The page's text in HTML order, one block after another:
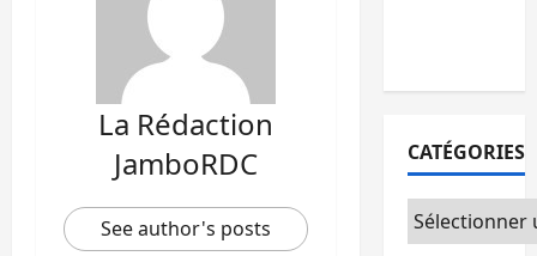
La Rédaction
JamboRDC
See author's posts
CATÉGORIES
Catégories